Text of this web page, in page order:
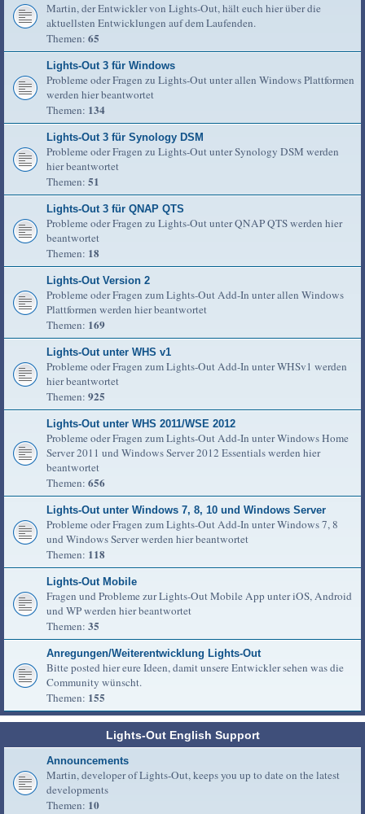
Martin, der Entwickler von Lights-Out, hält euch hier über die
aktuellsten Entwicklungen auf dem Laufenden.
Themen: 65
Lights-Out 3 für Windows
Probleme oder Fragen zu Lights-Out unter allen Windows Plattformen
werden hier beantwortet
Themen: 134
Lights-Out 3 für Synology DSM
Probleme oder Fragen zu Lights-Out unter Synology DSM werden
hier beantwortet
Themen: 51
Lights-Out 3 für QNAP QTS
Probleme oder Fragen zu Lights-Out unter QNAP QTS werden hier
beantwortet
Themen: 18
Lights-Out Version 2
Probleme oder Fragen zum Lights-Out Add-In unter allen Windows
Plattformen werden hier beantwortet
Themen: 169
Lights-Out unter WHS v1
Probleme oder Fragen zum Lights-Out Add-In unter WHSv1 werden
hier beantwortet
Themen: 925
Lights-Out unter WHS 2011/WSE 2012
Probleme oder Fragen zum Lights-Out Add-In unter Windows Home
Server 2011 und Windows Server 2012 Essentials werden hier
beantwortet
Themen: 656
Lights-Out unter Windows 7, 8, 10 und Windows Server
Probleme oder Fragen zum Lights-Out Add-In unter Windows 7, 8
und Windows Server werden hier beantwortet
Themen: 118
Lights-Out Mobile
Fragen und Probleme zur Lights-Out Mobile App unter iOS, Android
und WP werden hier beantwortet
Themen: 35
Anregungen/Weiterentwicklung Lights-Out
Bitte posted hier eure Ideen, damit unsere Entwickler sehen was die
Community wünscht.
Themen: 155
Lights-Out English Support
Announcements
Martin, developer of Lights-Out, keeps you up to date on the latest
developments
Themen: 10